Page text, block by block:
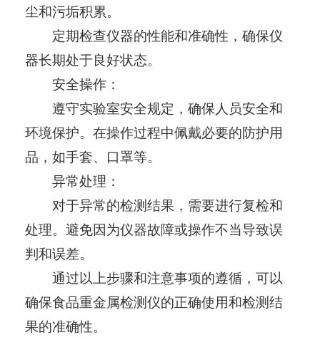
尘和污垢积累。
定期检查仪器的性能和准确性，确保仪
器长期处于良好状态。
安全操作：
遵守实验室安全规定，确保人员安全和
环境保护。在操作过程中佩戴必要的防护用
品，如手套、口罩等。
异常处理：
对于异常的检测结果，需要进行复检和
处理。避免因为仪器故障或操作不当导致误
判和误差。
通过以上步骤和注意事项的遵循，可以
确保食品重金属检测仪的正确使用和检测结
果的准确性。